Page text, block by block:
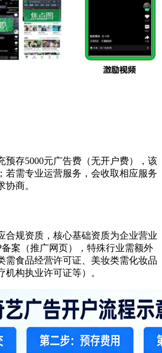
预存5000元广告费（无开户费），该
若需专业运营服务，会收取相应服务
商。
合规资质，核心基础资质为企业营业
案（推广网页），特殊行业需额外
需食品经营许可证、美妆类需化妆品
构执业许可证等）。